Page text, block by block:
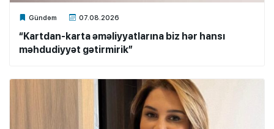
Gündəm 07.08.2026
Xalq.Online
“Kartdan-karta əməliyyatlarına biz hər hansı
məhdudiyyət gətirmirik”